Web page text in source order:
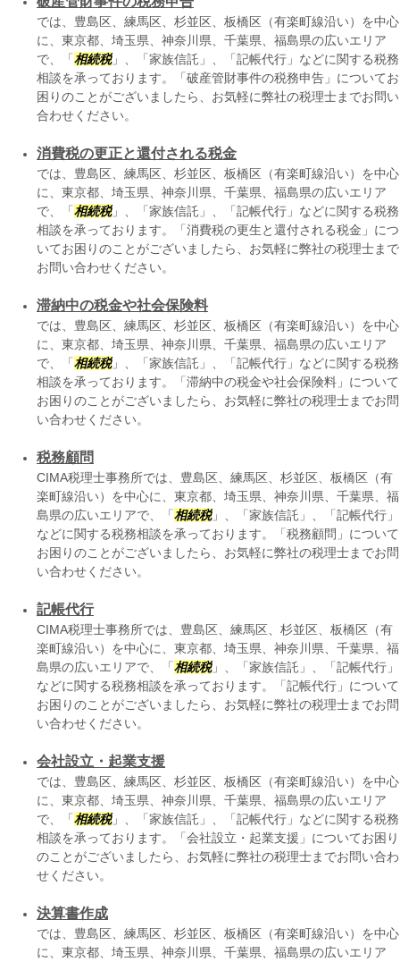
では、豊島区、練馬区、杉並区、板橋区（有楽町線沿い）を中心
に、東京都、埼玉県、神奈川県、千葉県、福島県の広いエリア
で、「 相続税」、「家族信託」、「記帳代行」などに関する税務
相談を承っております。「破産管財事件の税務申告」についてお
困りのことがございましたら、お気軽に弊社の税理士までお問い
合わせください。
消費税の更正と還付される税金
では、豊島区、練馬区、杉並区、板橋区（有楽町線沿い）を中心
に、東京都、埼玉県、神奈川県、千葉県、福島県の広いエリア
で、「 相続税」、「家族信託」、「記帳代行」などに関する税務
相談を承っております。「消費税の更生と還付される税金」につ
いてお困りのことがございましたら、お気軽に弊社の税理士まで
お問い合わせください。
滞納中の税金や社会保険料
では、豊島区、練馬区、杉並区、板橋区（有楽町線沿い）を中心
に、東京都、埼玉県、神奈川県、千葉県、福島県の広いエリア
で、「 相続税」、「家族信託」、「記帳代行」などに関する税務
相談を承っております。「滞納中の税金や社会保険料」について
お困りのことがございましたら、お気軽に弊社の税理士までお問
い合わせください。
税務顧問
CIMA税理士事務所では、豊島区、練馬区、杉並区、板橋区（有
楽町線沿い）を中心に、東京都、埼玉県、神奈川県、千葉県、福
島県の広いエリアで、「 相続税」、「家族信託」、「記帳代行」
などに関する税務相談を承っております。「税務顧問」について
お困りのことがございましたら、お気軽に弊社の税理士までお問
い合わせください。
記帳代行
CIMA税理士事務所では、豊島区、練馬区、杉並区、板橋区（有
楽町線沿い）を中心に、東京都、埼玉県、神奈川県、千葉県、福
島県の広いエリアで、「 相続税」、「家族信託」、「記帳代行」
などに関する税務相談を承っております。「記帳代行」について
お困りのことがございましたら、お気軽に弊社の税理士までお問
い合わせください。
会社設立・起業支援
では、豊島区、練馬区、杉並区、板橋区（有楽町線沿い）を中心
に、東京都、埼玉県、神奈川県、千葉県、福島県の広いエリア
で、「 相続税」、「家族信託」、「記帳代行」などに関する税務
相談を承っております。「会社設立・起業支援」についてお困り
のことがございましたら、お気軽に弊社の税理士までお問い合わ
せください。
決算書作成
では、豊島区、練馬区、杉並区、板橋区（有楽町線沿い）を中心
に、東京都、埼玉県、神奈川県、千葉県、福島県の広いエリア